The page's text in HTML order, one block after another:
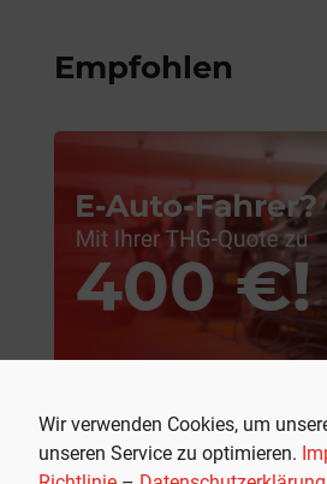
Wir verwenden Cookies, um
unseren Service zu optimieren.
Empfohlen
THG-Quote verkaufen:
Fahrer schnell und